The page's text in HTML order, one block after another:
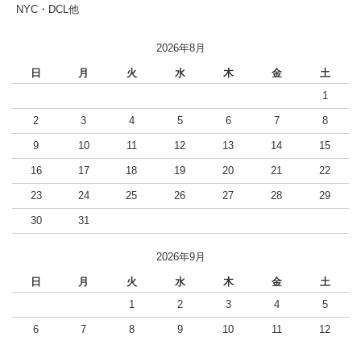
NYC・DCL他
2026年8月
日 月 火 水 木 金
土
1
2 3 4 5 6 7 8
9 10 11 12 13 14 15
16 17 18 19 20 21 22
23 24 25 26 27 28 29
30 31
2026年9月
日 月 火 水 木 金
土
1
2 3 4 5
6 7 8 9 10 11 12